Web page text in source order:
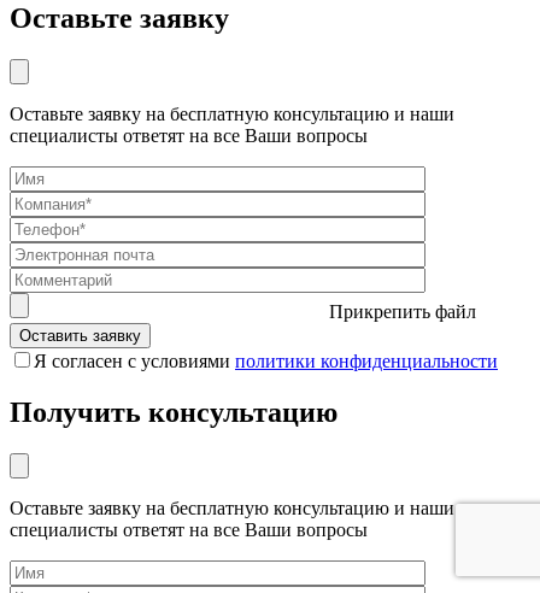
Оставьте заявку
Оставьте заявку на бесплатную консультацию и наши
специалисты ответят на все Ваши вопросы
Прикрепить файл
Я согласен с условиями политики конфиденциальности
Получить консультацию
Оставьте заявку на бесплатную консультацию и наши
специалисты ответят на все Ваши вопросы